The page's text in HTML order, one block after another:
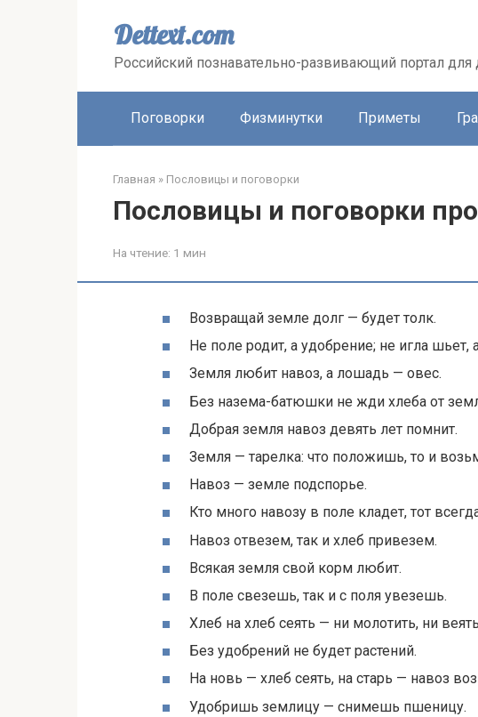
Dettext.com
Российский познавательно-развивающий портал для
Поговорки Физминутки Приметы
Главная » Пословицы и поговорки
Пословицы и поговорки
На чтение: 1 мин
Возвращай земле долг — будет толк.
Не поле родит, а удобрение; не игла шьет,
Земля любит навоз, а лошадь — овес.
Без назема-батюшки не жди хлеба от
Добрая земля навоз девять лет помнит.
Земля — тарелка: что положишь, то и
Навоз — земле подспорье.
Кто много навозу в поле кладет, тот
Навоз отвезем, так и хлеб привезем.
Всякая земля свой корм любит.
В поле свезешь, так и с поля увезешь.
Хлеб на хлеб сеять — ни молотить, ни
Без удобрений не будет растений.
На новь — хлеб сеять, на старь — навоз
Удобришь землицу — снимешь пшеницу.